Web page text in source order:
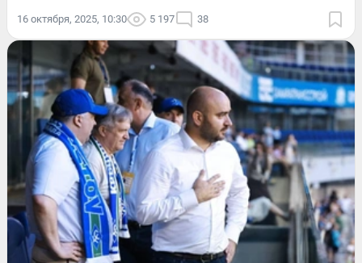
16 октября, 2025, 10:30 5 197 38